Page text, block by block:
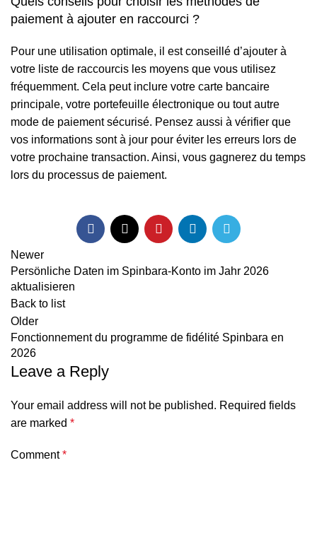
paiement à ajouter en raccourci ?
Pour une utilisation optimale, il est conseillé d’ajouter à
votre liste de raccourcis les moyens que vous utilisez
fréquemment. Cela peut inclure votre carte bancaire
principale, votre portefeuille électronique ou tout autre
mode de paiement sécurisé. Pensez aussi à vérifier que
vos informations sont à jour pour éviter les erreurs lors de
votre prochaine transaction. Ainsi, vous gagnerez du temps
lors du processus de paiement.
Newer
Persönliche Daten im Spinbara-Konto im Jahr 2026
aktualisieren
Back to list
Older
Fonctionnement du programme de fidélité Spinbara en
2026
Leave a Reply
Your email address will not be published. Required fields
are marked *
Comment*